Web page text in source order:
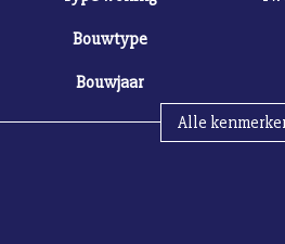
Bouwtype
Bouwjaar
Alle